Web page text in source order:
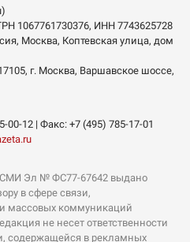
1067761730376, ИНН 7743625728
Москва, Коптевская улица, дом
, г. Москва, Варшавское шоссе,
00-12 | Факс: +7 (495) 785-17-01
СМИ Эл № ФС77-67642 выдано
в сфере связи,
массовых коммуникаций
не несет ответственности
содержащейся в рекламных